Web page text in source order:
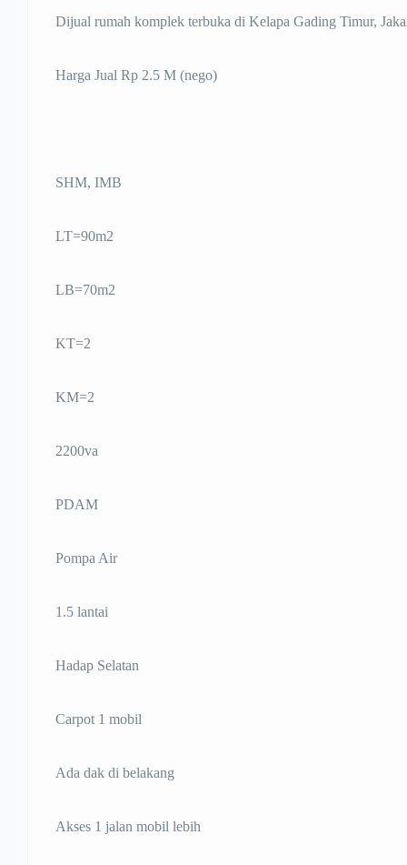
Dijual rumah komplek terbuka di Kelapa Gading Timur,
Harga Jual Rp 2.5 M (nego)
SHM, IMB
LT=90m2
LB=70m2
KT=2
KM=2
2200va
PDAM
Pompa Air
1.5 lantai
Hadap Selatan
Carpot 1 mobil
Ada dak di belakang
Akses 1 jalan mobil lebih